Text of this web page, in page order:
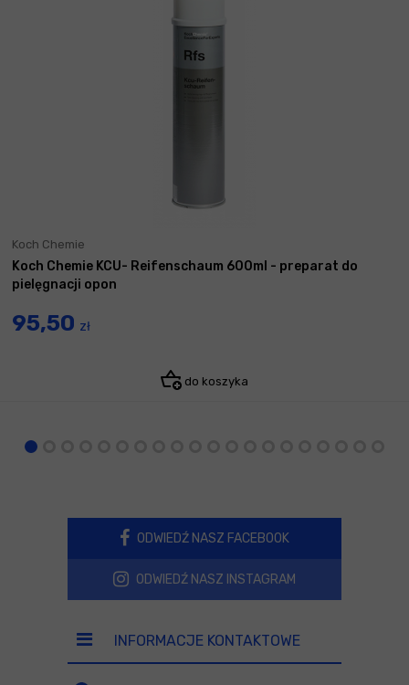
Koch Chemie
Koch Chemie KCU- Reifenschaum 600ml - preparat do
pielęgnacji opon
95,50 zł
do koszyka
ODWIEDŹ NASZ FACEBOOK
ODWIEDŹ NASZ INSTAGRAM
INFORMACJE KONTAKTOWE